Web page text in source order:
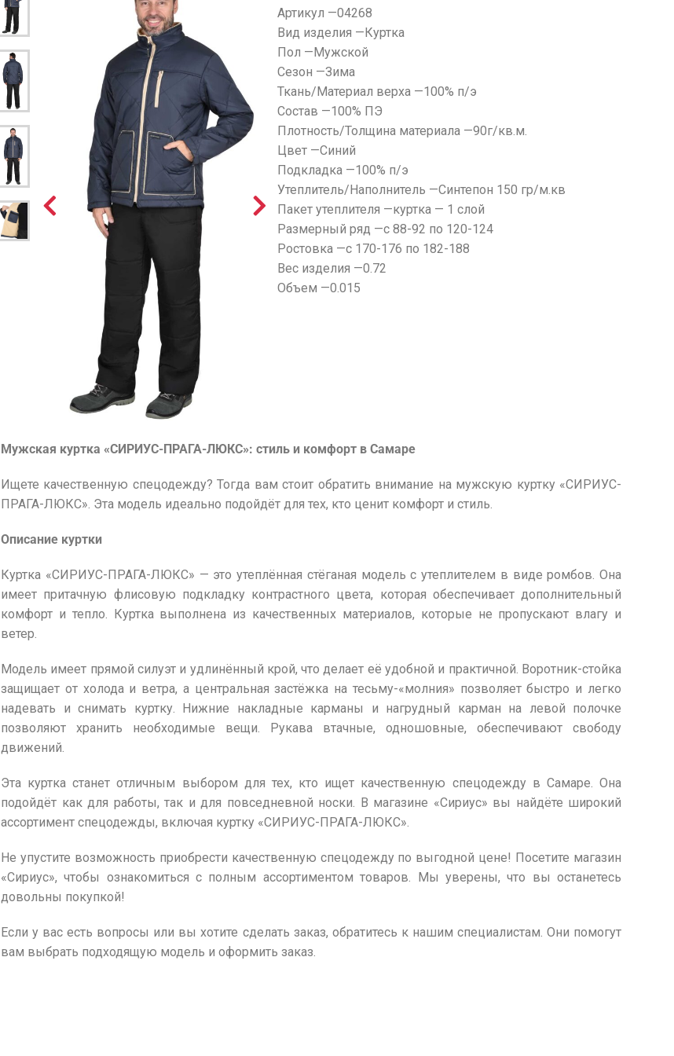
Артикул —04268
Вид изделия —Куртка
Пол —Мужской
Сезон —Зима
Ткань/Материал верха —100% п/э
Состав —100% ПЭ
Плотность/Толщина материала —90г/кв.м.
Цвет —Синий
Подкладка —100% п/э
Утеплитель/Наполнитель —Синтепон 150 гр/м.кв
Пакет утеплителя —куртка — 1 слой
Размерный ряд —с 88-92 по 120-124
Ростовка —с 170-176 по 182-188
Вес изделия —0.72
Объем —0.015
Мужская куртка «СИРИУС-ПРАГА-ЛЮКС»: стиль и комфорт в Самаре
Ищете качественную спецодежду? Тогда вам стоит обратить внимание на мужскую куртку «СИРИУС-
ПРАГА-ЛЮКС». Эта модель идеально подойдёт для тех, кто ценит комфорт и стиль.
Описание куртки
Куртка «СИРИУС-ПРАГА-ЛЮКС» — это утеплённая стёганая модель с утеплителем в виде ромбов. Она
имеет притачную флисовую подкладку контрастного цвета, которая обеспечивает дополнительный
комфорт и тепло. Куртка выполнена из качественных материалов, которые не пропускают влагу и
ветер.
Модель имеет прямой силуэт и удлинённый крой, что делает её удобной и практичной. Воротник-стойка
защищает от холода и ветра, а центральная застёжка на тесьму-«молния» позволяет быстро и легко
надевать и снимать куртку. Нижние накладные карманы и нагрудный карман на левой полочке
позволяют хранить необходимые вещи. Рукава втачные, одношовные, обеспечивают свободу
движений.
Эта куртка станет отличным выбором для тех, кто ищет качественную спецодежду в Самаре. Она
подойдёт как для работы, так и для повседневной носки. В магазине «Сириус» вы найдёте широкий
ассортимент спецодежды, включая куртку «СИРИУС-ПРАГА-ЛЮКС».
Не упустите возможность приобрести качественную спецодежду по выгодной цене! Посетите магазин
«Сириус», чтобы ознакомиться с полным ассортиментом товаров. Мы уверены, что вы останетесь
довольны покупкой!
Если у вас есть вопросы или вы хотите сделать заказ, обратитесь к нашим специалистам. Они помогут
вам выбрать подходящую модель и оформить заказ.